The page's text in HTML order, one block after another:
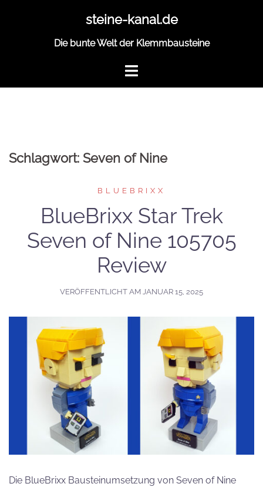
steine-kanal.de
Die bunte Welt der Klemmbausteine
Schlagwort: Seven of Nine
BLUEBRIXX
BlueBrixx Star Trek
Seven of Nine 105705
Review
VERÖFFENTLICHT AM JANUAR 15, 2025
Die BlueBrixx Bausteinumsetzung von Seven of Nine